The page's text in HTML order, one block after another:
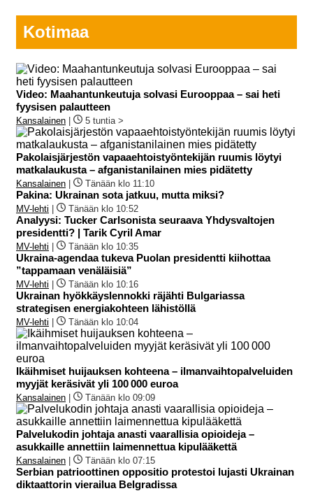
Kotimaa
Video: Maahantunkeutuja solvasi Eurooppaa – sai heti
fyysisen palautteen
Kansalainen 5 tuntia >
Pakolaisjärjestön vapaaehtoistyöntekijän ruumis löytyi
matkalaukusta – afganistanilainen mies pidätetty
Kansalainen Tänään klo 11:10
Pakina: Ukrainan sota jatkuu, mutta miksi?
MV-lehti Tänään klo 10:52
Analyysi: Tucker Carlsonista seuraava Yhdysvaltojen
presidentti? | Tarik Cyril Amar
MV-lehti Tänään klo 10:35
Ukraina-agendaa tukeva Puolan presidentti kiihottaa
”tappamaan venäläisiä”
MV-lehti Tänään klo 10:16
Ukrainan hyökkäyslennokki räjähti Bulgariassa
strategisen energiakohteen lähistöllä
MV-lehti Tänään klo 10:04
Ikäihmiset huijauksen kohteena – ilmanvaihtopalveluiden
myyjät keräsivät yli 100 000 euroa
Kansalainen Tänään klo 09:09
Palvelukodin johtaja anasti vaarallisia opioideja –
asukkaille annettiin laimennettua kipulääkettä
Kansalainen Tänään klo 07:15
Serbian patrioottinen oppositio protestoi lujasti Ukrainan
diktaattorin vierailua Belgradissa